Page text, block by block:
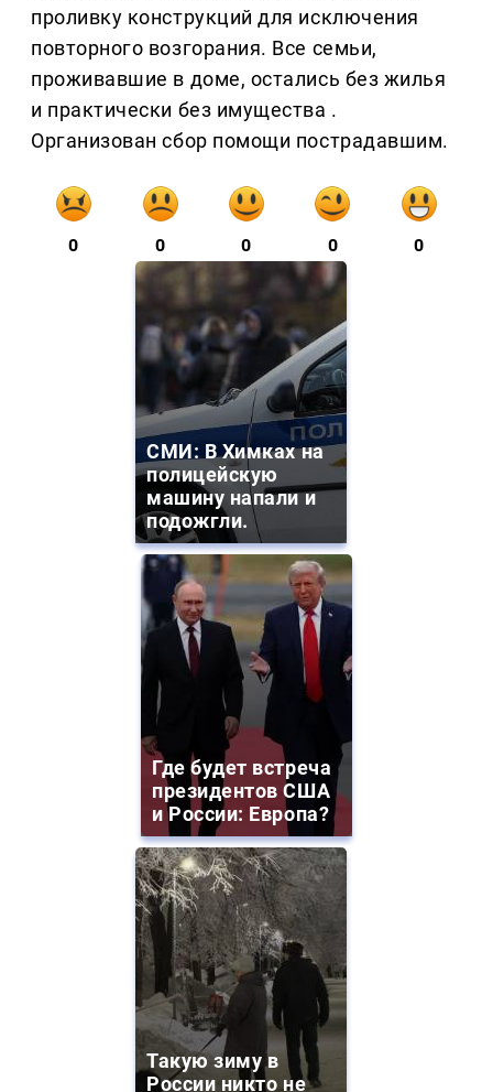
проливку конструкций для исключения
повторного возгорания. Все семьи,
проживавшие в доме, остались без жилья
и практически без имущества .
Организован сбор помощи пострадавшим.
0 0 0 0 0
СМИ: В Химках на
полицейскую
машину напали и
подожгли.
Где будет встреча
президентов США
и России: Европа?
Такую зиму в
России никто не